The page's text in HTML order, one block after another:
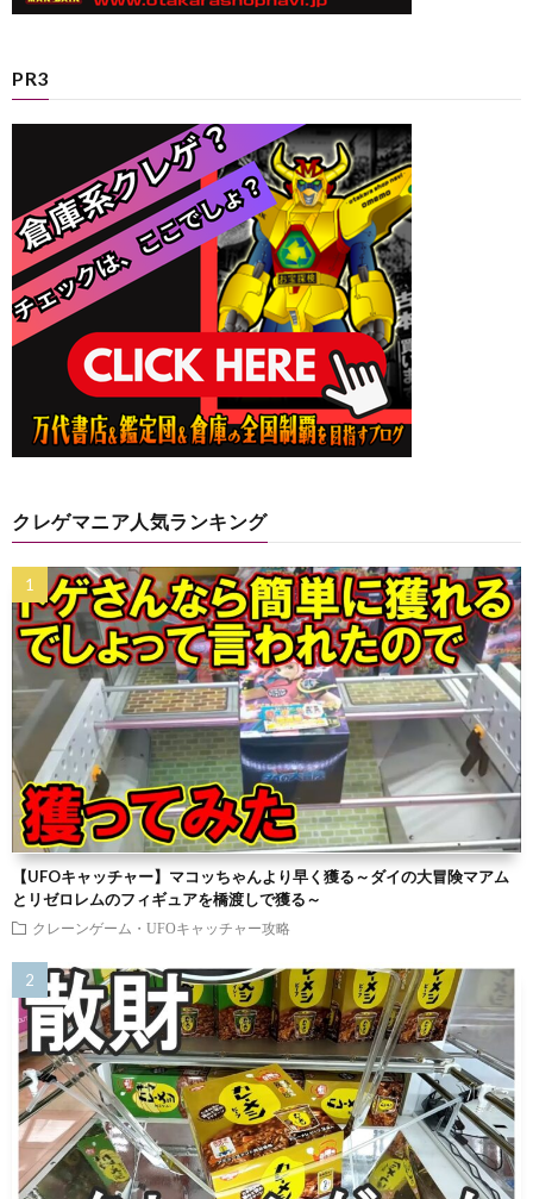
PR3
クレゲマニア人気ランキング
【UFOキャッチャー】マコッちゃんより早く獲る～ダイの大冒険マアム
とリゼロレムのフィギュアを橋渡しで獲る～
クレーンゲーム・UFOキャッチャー攻略